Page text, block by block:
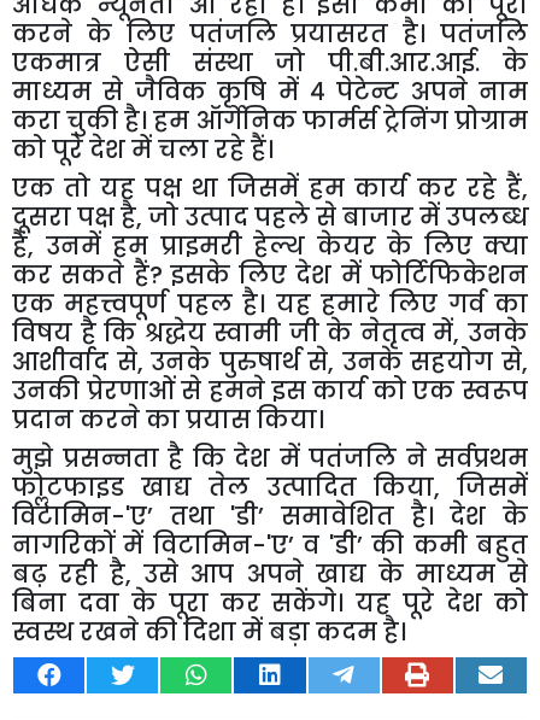
करने के लिए पतंजलि प्रयासरत है। पतंजलि
एकमात्र ऐसी संस्था जो पी.बी.आर.आई. के
माध्यम से जैविक कृषि में ४ पेटेन्ट अपने नाम
करा चुकी है। हम ऑर्गेनिक फार्मर्स ट्रेनिंग प्रोग्राम
को पूरे देश में चला रहे हैं।
एक तो यह पक्ष था जिसमें हम कार्य कर रहे हैं,
दूसरा पक्ष है, जो उत्पाद पहले से बाजार में उपलब्ध
हैं, उनमें हम प्राइमरी हेल्थ केयर के लिए क्या
कर सकते हैं?इसके लिए देश में फोर्टिफिकेशन
एक महत्त्वपूर्ण पहल है। यह हमारे लिए गर्व का
विषय है कि श्रद्धेय स्वामी जी के नेतृत्व में,उनके
आशीर्वाद से,उनके पुरुषार्थ से, उनके सहयोग से,
उनकी प्रेरणाओं से हमने इस कार्य को एक स्वरूप
प्रदान करने का प्रयास किया।
मुझे प्रसन्नता है कि देश में पतंजलि ने सर्वप्रथम
फोॢटफाइड खाद्य तेल उत्पादित किया, जिसमें
विटामिन-'ए’ तथा 'डी’ समावेशित है। देश के
नागरिकों में विटामिन-'ए’ व 'डी’ की कमी बहुत
बढ़ रही है,उसे आप अपने खाद्य के माध्यम से
बिना दवा के पूरा कर सकेंगे। यह पूरे देश को
स्वस्थ रखने की दिशा में बड़ा कदम है।